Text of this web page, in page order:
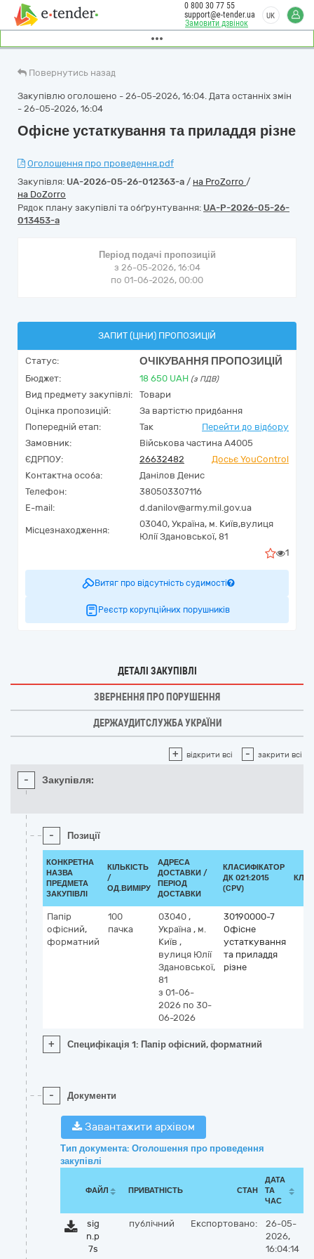
Замовити дзвінок
0 800 30 77 55
support@e-tender.ua
UK
Повернутись назад
Закупівлю оголошено - 26-05-2026, 16:04. Дата останніх змін
- 26-05-2026, 16:04
Офісне устаткування та приладдя різне
Оголошення про проведення.pdf
Закупівля: UA-2026-05-26-012363-a / на ProZorro /
на DoZorro
Рядок плану закупівлі та обґрунтування: UA-P-2026-05-26-
013453-a
Період подачі пропозицій
з 26-05-2026, 16:04
по 01-06-2026, 00:00
ЗАПИТ (ЦІНИ) ПРОПОЗИЦІЙ
Статус: ОЧІКУВАННЯ ПРОПОЗИЦІЙ
Бюджет: 18 650 UAH (з ПДВ)
Вид предмету закупівлі:
Товари
Оцінка пропозицій:
За вартістю придбання
Попередній етап:
Так
Перейти до відбору
Замовник:
Військова частина А4005
ЄДРПОУ:
26632482
Досьє YouControl
Контактна особа:
Данілов Денис
Телефон:
380503307116
E-mail:
d.danilov@army.mil.gov.ua
Місцезнаходження:
03040, Україна, м. Київ,вулиця
Юлії Здановської, 81
1
Витяг про відсутність судимості
Реєстр корупційних порушників
ДЕТАЛІ ЗАКУПІВЛІ
ЗВЕРНЕННЯ ПРО ПОРУШЕННЯ
ДЕРЖАУДИТСЛУЖБА УКРАЇНИ
+ відкрити всі - закрити всі
- Закупівля:
- Позиції
КОНКРЕТНА
НАЗВА
ПРЕДМЕТА
ЗАКУПІВЛІ
КІЛЬКІСТЬ
/
ОД.ВИМІРУ
АДРЕСА
ДОСТАВКИ /
ПЕРІОД
ДОСТАВКИ
КЛАСИФІКАТОР
ДК 021:2015
(CPV)
Папір
офісний,
форматний
100
пачка
03040 ,
Україна , м.
Київ ,
вулиця Юлії
Здановської,
81
з 01-06-
2026 по 30-
06-2026
30190000-7
Офісне
устаткування
та приладдя
різне
+ Специфікація 1: Папір офісний, форматний
- Документи
Завантажити архівом
Тип документа: Оголошення про проведення
закупівлі
ФАЙЛ ПРИВАТНІСТЬ СТАН
ДАТА
ТА
ЧАС
sig
n.p
7s
публічний Експортовано:
26-05-
2026,
16:04:14